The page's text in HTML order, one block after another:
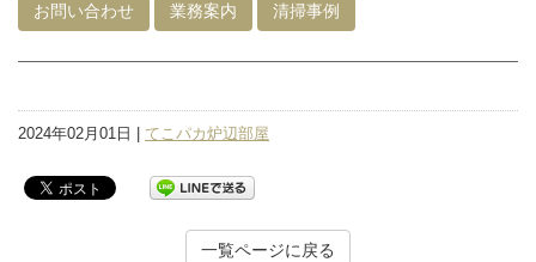
お問い合わせ 業務案内 清掃事例
2024年02月01日 | てこパカ炉辺部屋
一覧ページに戻る